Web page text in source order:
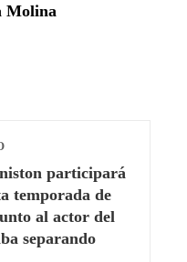
Molina
participará
temporada de
al actor del
separando